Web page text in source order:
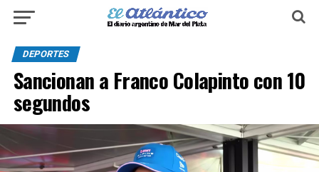
DEPORTES
Sancionan a Franco Colapinto con 10
segundos